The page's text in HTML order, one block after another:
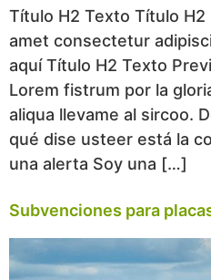
Título H2 Texto Título
amet consectetur
aquí Título H2 Texto
Lorem fistrum por la
aliqua llevame al sircoo.
qué dise usteer está la
una alerta Soy una […]
Subvenciones para